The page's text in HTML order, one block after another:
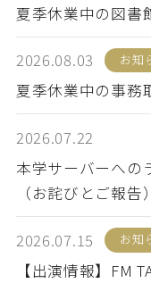
資料請求
夏季休業中の図書
2026.08.03 お知
夏季休業中の事務
2026.07.22
本学サーバーへの
（お詫びとご報告）
2026.07.15 お知
【出演情報】FM